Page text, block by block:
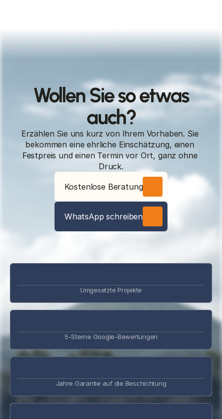
Umgesetzte Projekte
5-Sterne Google-Bewertungen
Jahre Garantie auf die Beschichtung
Wollen Sie so etwas
auch?
Erzählen Sie uns kurz von Ihrem Vorhaben. Sie
bekommen eine ehrliche Einschätzung, einen
Festpreis und einen Termin vor Ort, ganz ohne
Druck.
Kostenlose Beratung
WhatsApp schreiben